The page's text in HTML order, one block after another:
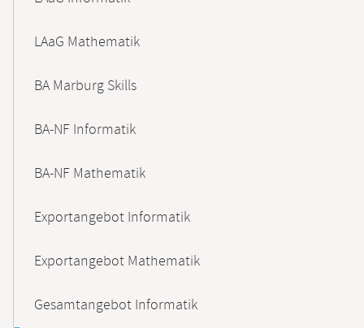
LAaG Mathematik
BA Marburg Skills
BA-NF Informatik
BA-NF Mathematik
Exportangebot Informatik
Exportangebot Mathematik
Gesamtangebot Informatik